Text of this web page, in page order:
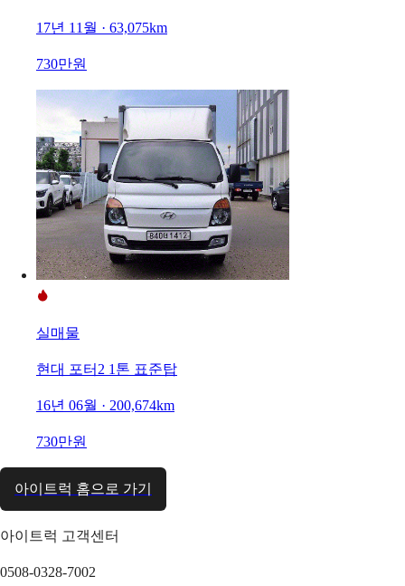
17년 11월 · 63,075km
730만원
실매물
현대 포터2 1톤 표준탑
16년 06월 · 200,674km
730만원
아이트럭 홈으로 가기
아이트럭 고객센터
0508-0328-7002